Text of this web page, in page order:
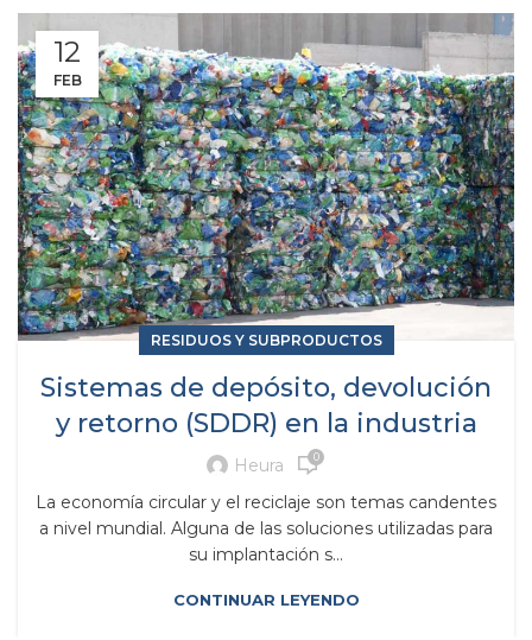
12
FEB
RESIDUOS Y SUBPRODUCTOS
Sistemas de depósito, devolución
y retorno (SDDR) en la industria
Heura 0
La economía circular y el reciclaje son temas candentes
a nivel mundial. Alguna de las soluciones utilizadas para
su implantación s...
CONTINUAR LEYENDO